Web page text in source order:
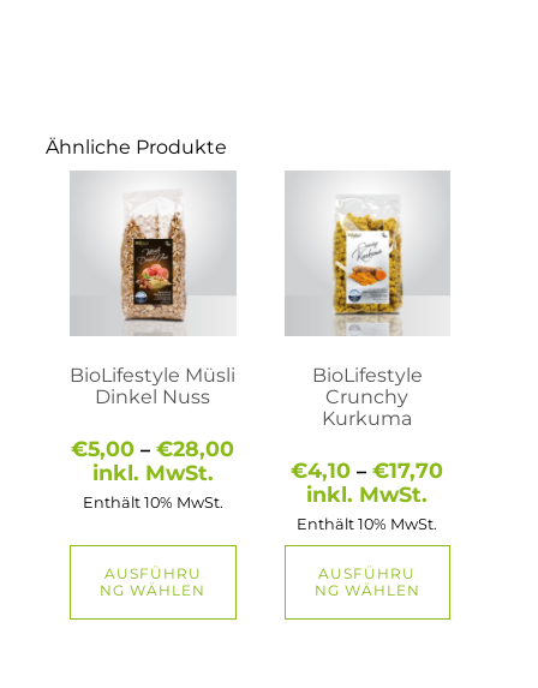
Ähnliche Produkte
BioLifestyle Müsli
Dinkel Nuss
€5,00 –€28,00Preisspanne:
€5,00
inkl. MwSt.
Enthält 10% MwSt.
AUSFÜHRU
NG WÄHLEN
mehrere
Varianten
Optionen
auf
der
gewählt
werden
BioLifestyle
Crunchy
Kurkuma
€4,10 –€17,70
inkl. MwSt.
Enthält 10% MwSt.
AUSFÜHRU
NG WÄHLEN
Produkt
mehrere
Varianten
Optionen
Produktseite
werden